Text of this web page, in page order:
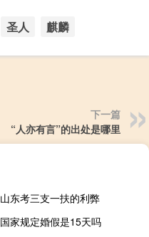
圣人 麒麟
下一篇
“人亦有言”的出处是哪里
山东考三支一扶的利弊
国家规定婚假是15天吗